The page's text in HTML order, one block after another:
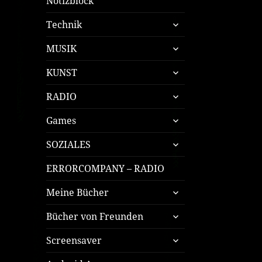
Technik
untermenü
öffnen
MUSIK
untermenü
öffnen
KUNST
untermenü
öffnen
RADIO
untermenü
öffnen
Games
untermenü
öffnen
SOZIALES
untermenü
öffnen
ERRORCOMPANY – RADIO
Meine Bücher
untermenü
öffnen
Bücher von Freunden
untermenü
öffnen
Screensaver
untermenü
öffnen